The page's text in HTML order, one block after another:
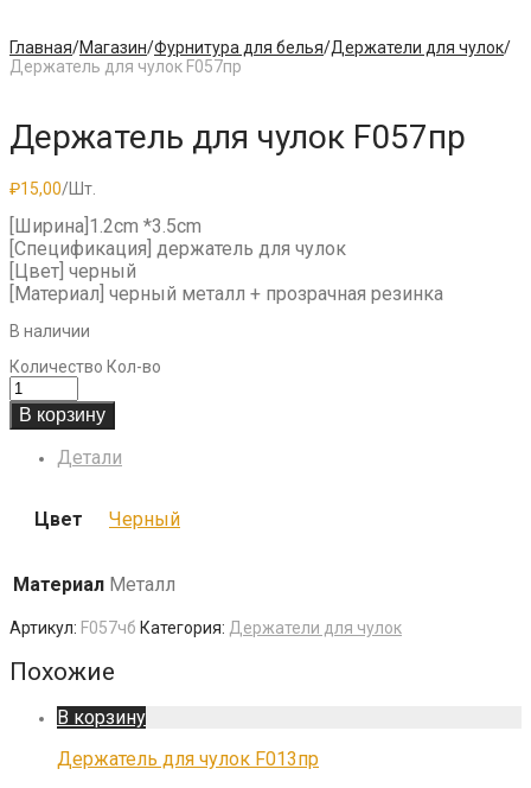
Главная/Магазин/Фурнитура для белья/Держатели для чулок/
Держатель для чулок F057пр
Держатель для чулок F057пр
₽15,00/Шт.
[Ширина]1.2cm *3.5cm
[Спецификация] держатель для чулок
[Цвет] черный
[Материал] черный металл + прозрачная резинка
В наличии
Количество Кол-во
В корзину
Детали
Цвет Черный
Материал Металл
Артикул: F057чб Категория: Держатели для чулок
Похожие
В корзину
Держатель для чулок F013пр